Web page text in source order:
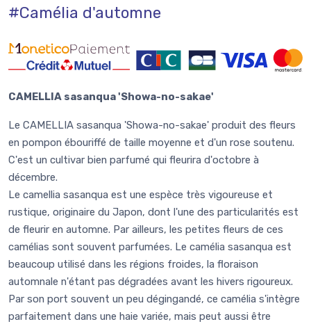
#Camélia d'automne
CAMELLIA sasanqua 'Showa-no-sakae'
Le CAMELLIA sasanqua 'Showa-no-sakae' produit des fleurs
en pompon ébouriffé de taille moyenne et d'un rose soutenu.
C'est un cultivar bien parfumé qui fleurira d'octobre à
décembre.
Le camellia sasanqua est une espèce très vigoureuse et
rustique, originaire du Japon, dont l'une des particularités est
de fleurir en automne. Par ailleurs, les petites fleurs de ces
camélias sont souvent parfumées. Le camélia sasanqua est
beaucoup utilisé dans les régions froides, la floraison
automnale n'étant pas dégradées avant les hivers rigoureux.
Par son port souvent un peu dégingandé, ce camélia s'intègre
parfaitement dans une haie variée, mais peut aussi être